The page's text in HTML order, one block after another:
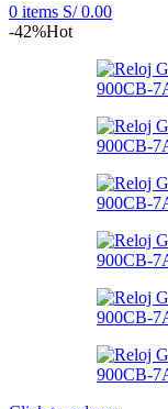
0 items S/0.00
-42%Hot